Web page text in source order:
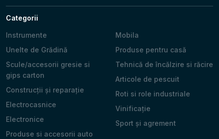
Categorii
Instrumente
Unelte de Grădină
Scule/accesorii gresie si
gips carton
Construcții și reparație
Electrocasnice
Electronice
Produse si accesorii auto
Mobila
Produse pentru casă
Tehnică de încălzire si răcire
Articole de pescuit
Roti si role industriale
Vinificație
Sport și agrement